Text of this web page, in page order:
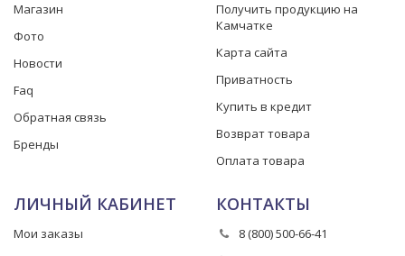
Магазин
Фото
Новости
Faq
Обратная связь
Бренды
Получить продукцию на
Камчатке
Карта сайта
Приватность
Купить в кредит
Возврат товара
Оплата товара
ЛИЧНЫЙ КАБИНЕТ
Мои заказы
КОНТАКТЫ
8 (800) 500-66-41